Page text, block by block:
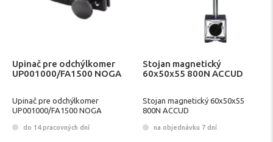
Upinač pre odchýlkomer
UP001000/FA1500 NOGA
Upinač pre odchýlkomer
UP001000/FA1500 NOGA
do 14 pracovných dní
Stojan magnetický
60x50x55 800N ACCUD
Stojan magnetický 60x50x55
800N ACCUD
na objednávku 7 dní